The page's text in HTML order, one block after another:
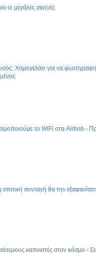
οι μεγάλες σκηνές
Χαμογελάει για να
το WiFi στα Airbnb -
συνταγή θα την
καπνιστές στον κόσμο -